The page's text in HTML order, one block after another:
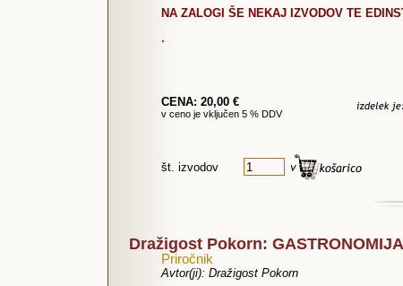
NA ZALOGI ŠE NEKAJ IZVODOV TE
.
CENA: 20,00 €
v ceno je vključen 5 % DDV
št. izvodov
Dražigost Pokorn:
Priročnik
Avtor(ji): Dražigost Pokorn